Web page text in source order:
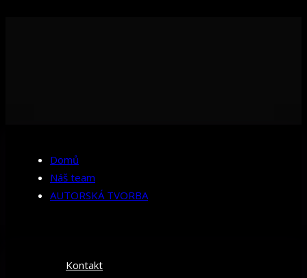
Domů
Náš team
AUTORSKÁ TVORBA
Kontakt